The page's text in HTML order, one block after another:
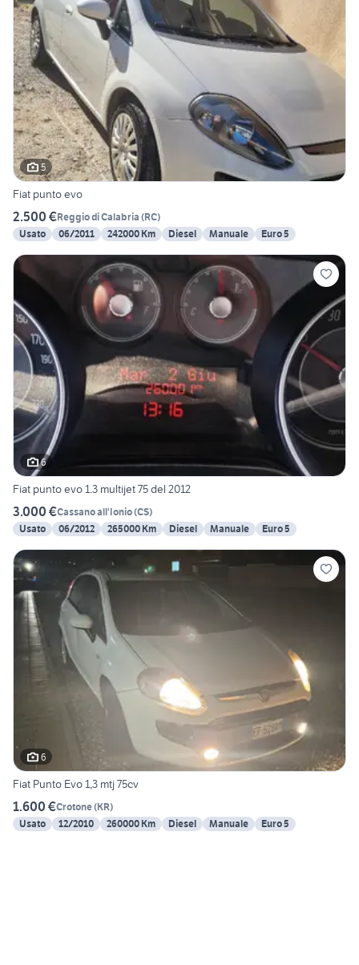
5
Fiat punto evo
2.500 €Reggio di Calabria (RC)
Usato
06/2011 242000 Km Diesel Manuale Euro 5
6
Fiat punto evo 1.3 multijet 75 del 2012
3.000 €Cassano all'Ionio(CS)
Usato
06/2012 265000 Km Diesel Manuale Euro 5
6
Fiat Punto Evo 1,3 mtj 75cv
1.600 €Crotone(KR)
Usato
12/2010 260000 Km Diesel Manuale Euro 5